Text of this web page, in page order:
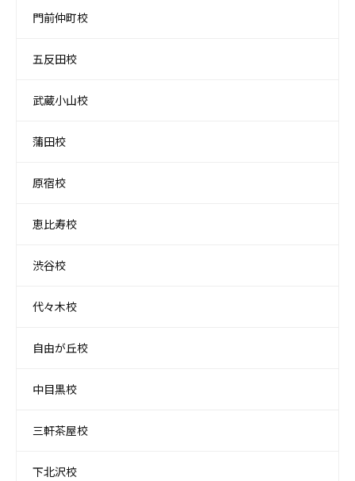
門前仲町校
五反田校
武蔵小山校
蒲田校
原宿校
恵比寿校
渋谷校
代々木校
自由が丘校
中目黒校
三軒茶屋校
下北沢校